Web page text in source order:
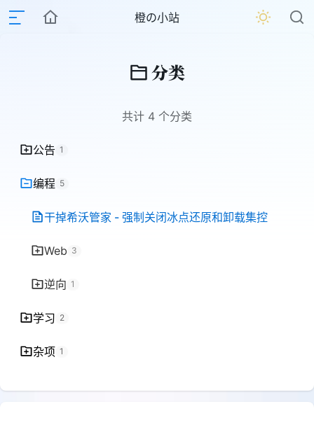
橙の小站
分类
共计 4 个分类
公告 1
编程 5
干掉希沃管家 - 强制关闭冰点还原和卸载集控
Web 3
逆向 1
学习 2
杂项 1